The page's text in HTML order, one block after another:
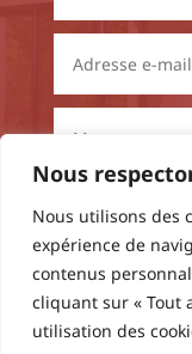
Nous
Nous utilisons des
expérience de
contenus
cliquant sur « Tout
utilisation des
J'ai lu et
des données